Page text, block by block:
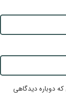
دوباره دیدگاهی